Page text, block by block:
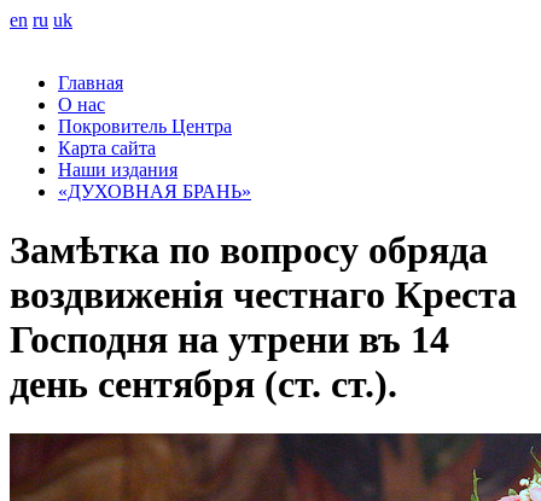
en ru uk
Главная
О нас
Покровитель Центра
Карта сайта
Наши издания
«ДУХОВНАЯ БРАНЬ»
Замѣтка по вопросу обряда
воздвиженія честнаго Креста
Господня на утрени въ 14
день сентября (ст. ст.).